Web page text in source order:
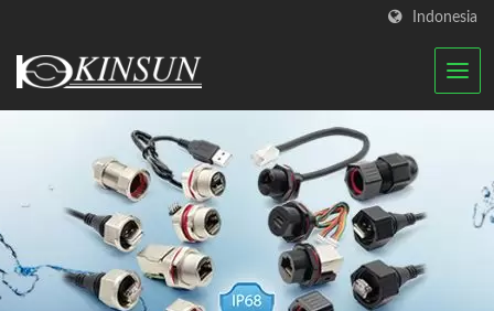
Indonesia